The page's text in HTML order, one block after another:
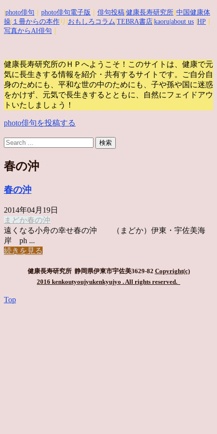
photo俳句 photo俳句電子版 俳句投稿 健康長寿研究所 中国健康体
操 １冊からの本作 り| おもしろコラム TEBRA書店 kaoru |about us HP
写真からAI俳句
健康長寿研究所のＨＰへようこそ！このサイトは、健康で元
気に長生きする情報を紹介・共有するサイトです。
ご自分自
身のためにも、平和な世の中のためにも、子や孫や国に迷惑
をかけず、元気で長生きするとともに、自然にフェイドアウ
トいたしましょう！
photo俳句を投稿する
春の沖
春の沖
2014年04月19日
まどか春の沖
遠くなる小舟の幸せ春の沖 （まどか）伊東・宇佐美海
岸 ph ...
続きを見る
健康長寿研究所 静岡県伊東市宇佐美3629-82 Copyright(c)
2016 kenkoutyoujyukenkyujyo . All rights reserved.
Top